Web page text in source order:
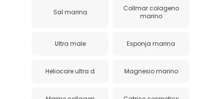
Sal marina
Collmar colageno
marino
Ultra male Esponja marina
Heliocare ultra d Magnesio marino